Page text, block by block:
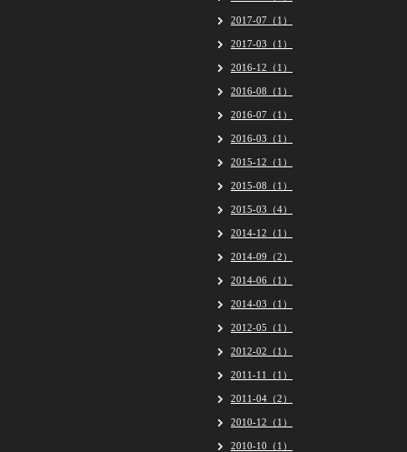
2017-07（1）
2017-03（1）
2016-12（1）
2016-08（1）
2016-07（1）
2016-03（1）
2015-12（1）
2015-08（1）
2015-03（4）
2014-12（1）
2014-09（2）
2014-06（1）
2014-03（1）
2012-05（1）
2012-02（1）
2011-11（1）
2011-04（2）
2010-12（1）
2010-10（1）